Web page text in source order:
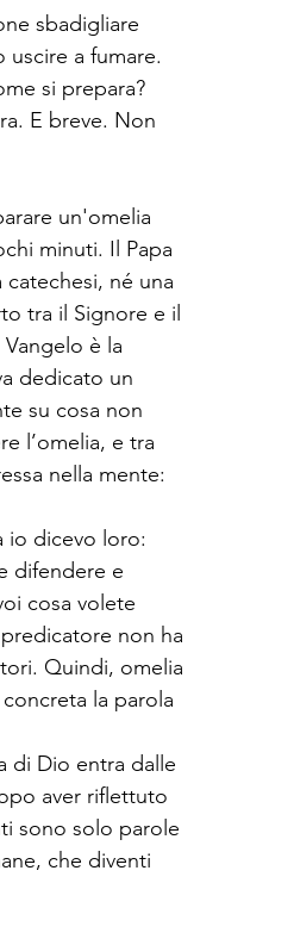
sbadigliare
uscire a fumare.
si prepara?
E breve. Non
un'omelia
minuti. Il Papa
né una
tra il Signore e il
è la
dedicato un
su cosa non
l’omelia, e tra
nella mente:
io dicevo loro:
difendere e
cosa volete
non ha
Quindi, omelia
la parola
di Dio entra dalle
aver riflettuto
sono solo parole
che diventi